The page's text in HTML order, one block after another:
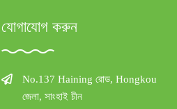
যোগাযোগ করুন
No.137 Haining রোড, Hongkou
জেলা, সাংহাই চীন